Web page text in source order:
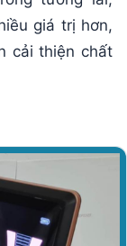
giá trị hơn,
cải thiện chất